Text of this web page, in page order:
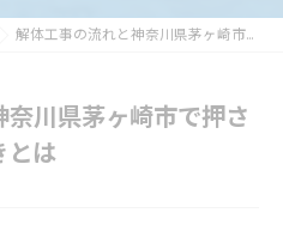
解体工事の流れと神奈川県茅ヶ崎市で押さえるべき法的手続きとは
川県茅ヶ崎市で押さ
とは